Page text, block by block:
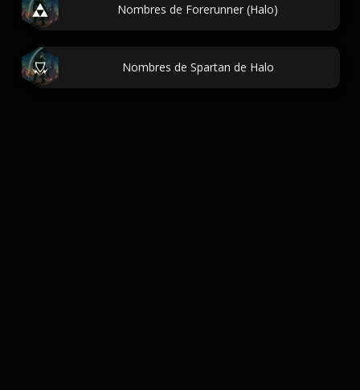
Nombres de Forerunner (Halo)
Nombres de Spartan de Halo